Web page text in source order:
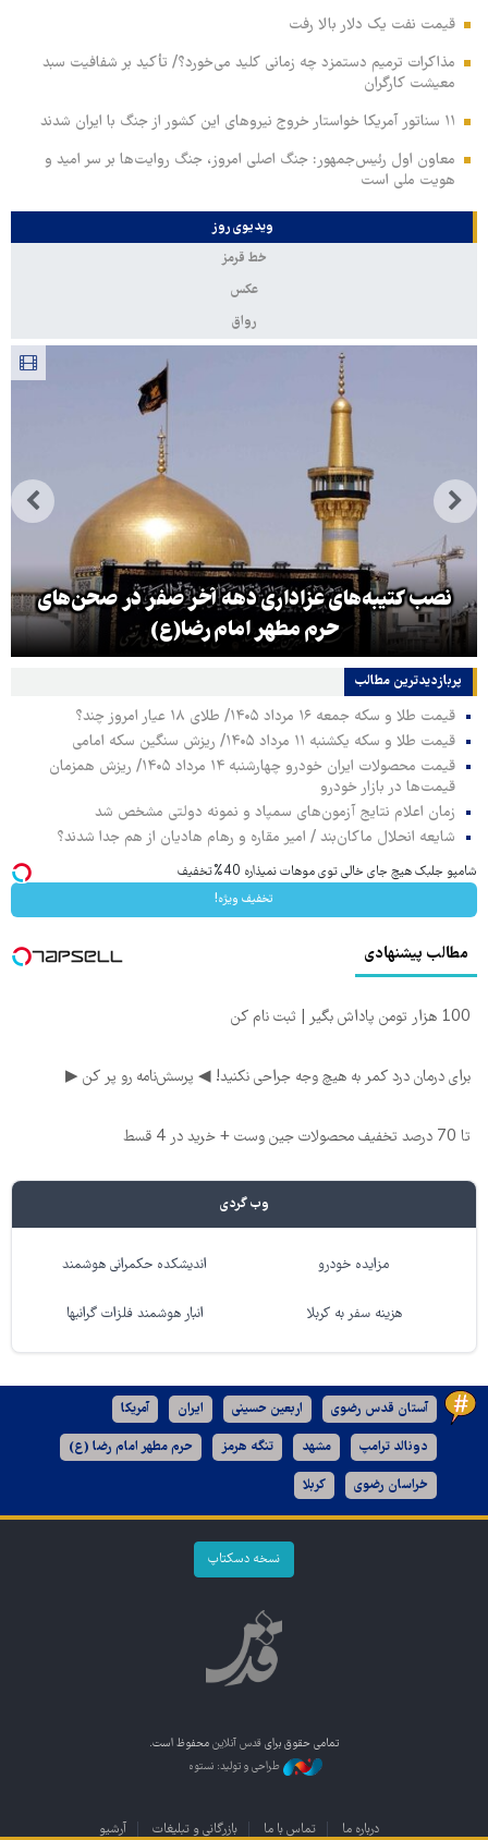
قیمت نفت یک دلار بالا رفت
مذاکرات ترمیم دستمزد چه زمانی کلید می‌خورد؟/ تأکید بر شفافیت سبد
معیشت کارگران
۱۱ سناتور آمریکا خواستار خروج نیروهای این کشور از جنگ با ایران شدند
معاون اول رئیس‌جمهور: جنگ اصلی امروز، جنگ روایت‌ها بر سر امید و
هویت ملی است
ویدیوی روز
خط قرمز
عکس
رواق
نصب کتیبه‌های عزاداری دهه آخر صفر در صحن‌های
حرم مطهر امام رضا(ع)
پربازدیدترین‌ مطالب
قیمت طلا و سکه جمعه ۱۶ مرداد ۱۴۰۵/ طلای ۱۸ عیار امروز چند؟
قیمت طلا و سکه یکشنبه ۱۱ مرداد ۱۴۰۵/ ریزش سنگین سکه امامی
قیمت محصولات ایران خودرو چهارشنبه ۱۴ مرداد ۱۴۰۵/ ریزش همزمان
قیمت‌ها در بازار خودرو
زمان اعلام نتایج آزمون‌های سمپاد و نمونه دولتی مشخص شد
شایعه انحلال ماکان‌بند / امیر مقاره و رهام هادیان از هم جدا شدند؟
شامپو جلبک هیچ جای خالی توی موهات نمیذاره 40%تخفیف
تخفیف ویژه!
مطالب پیشنهادی
100 هزار تومن پاداش بگیر | ثبت نام کن
برای درمان درد کمر به هیچ وجه جراحی نکنید! ◀ پرسش‌نامه رو پر کن ▶
تا 70 درصد تخفیف محصولات جین وست + خرید در 4 قسط
وب گردی
مزایده خودرو اندیشکده حکمرانی هوشمند
هزینه سفر به کربلا انبار هوشمند فلزات گرانبها
آستان قدس رضوی اربعین حسینی ایران آمریکا
دونالد ترامپ مشهد تنگه هرمز حرم مطهر امام رضا (ع)
خراسان رضوی کربلا
نسخه دسکتاپ
تمامی حقوق برای قدس آنلاین محفوظ است.
طراحی و تولید: نستوه
درباره ما تماس با ما بازرگانی و تبلیغات آرشیو